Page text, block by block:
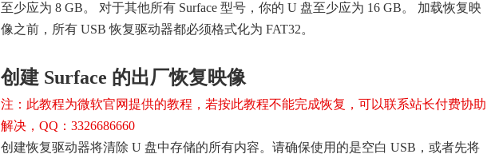
至少应为 8 GB。 对于其他所有 Surface 型号，你的 U 盘至少应为 16 GB。 加载恢复映
像之前，所有 USB 恢复驱动器都必须格式化为 FAT32。
创建 Surface 的出厂恢复映像
注：此教程为微软官网提供的教程，若按此教程不能完成恢复，可以联系站长付费协助
解决，QQ：3326686660
创建恢复驱动器将清除 U 盘中存储的所有内容。请确保使用的是空白 USB，或者先将